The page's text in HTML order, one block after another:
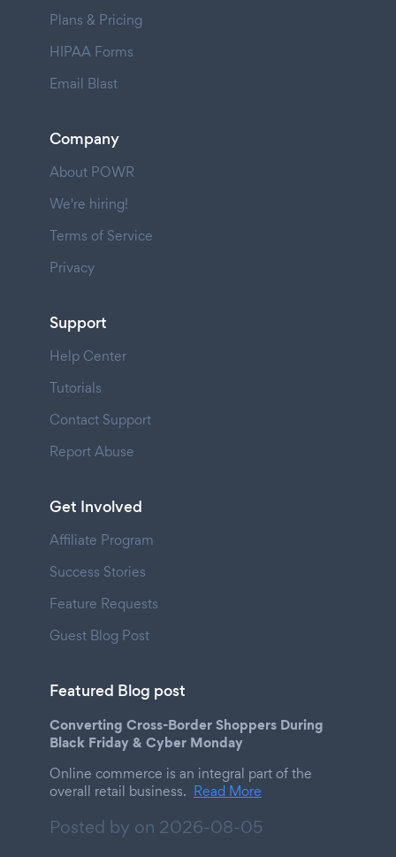
Plans & Pricing
HIPAA Forms
Email Blast
Company
About POWR
We're hiring!
Terms of Service
Privacy
Support
Help Center
Tutorials
Contact Support
Report Abuse
Get Involved
Affiliate Program
Success Stories
Feature Requests
Guest Blog Post
Featured Blog post
Converting Cross-Border Shoppers During
Black Friday & Cyber Monday
Online commerce is an integral part of the
overall retail business. Read More
Posted by on 2026-08-05